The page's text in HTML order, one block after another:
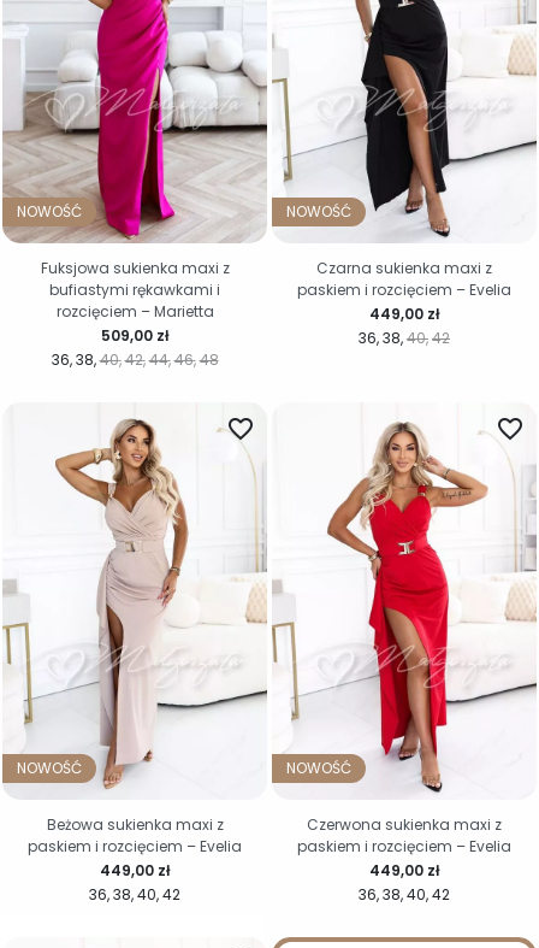
NOWOŚĆ
36 38 40 42 44 46 48
Cena
509,00 zł
Fuksjowa sukienka maxi z
bufiastymi rękawkami i
rozcięciem – Marietta
NOWOŚĆ
36 38 40 42
Cena
449,00 zł
Czarna sukienka maxi z
paskiem i rozcięciem – Evelia
NOWOŚĆ
36 38 40 42
favorite_border
Cena
449,00 zł
Beżowa sukienka maxi z
paskiem i rozcięciem – Evelia
NOWOŚĆ
36 38 40 42
favorite_border
Cena
449,00 zł
Czerwona sukienka maxi z
paskiem i rozcięciem – Evelia